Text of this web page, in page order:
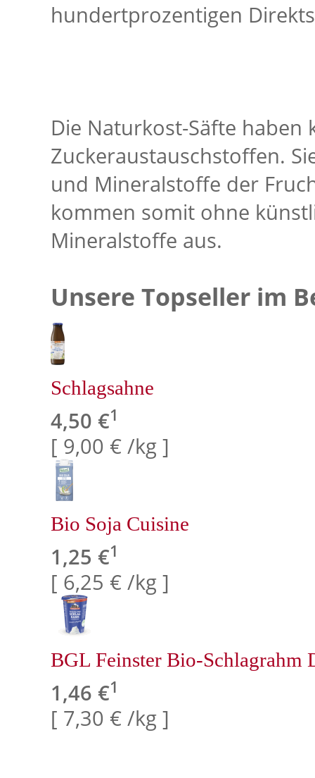
hundertprozentigen
Die Naturkost-Säfte haben
Zuckeraustauschstoffen.
und Mineralstoffe der
kommen somit ohne
Mineralstoffe aus.
Unsere Topseller im
Schlagsahne
4,50 €1
[ 9,00 € /kg ]
Bio Soja Cuisine
1,25 €1
[ 6,25 € /kg ]
BGL Feinster Bio-Schlagrahm
1,46 €1
[ 7,30 € /kg ]